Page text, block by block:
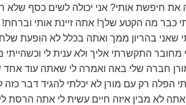
את חיפשת אותי? אני יכולה לשים כסף שלא
כבר מה הקטע שלך! אתה זיינת אותי
שאני בהריון ממך ואתה בכלל לא הופעת
מחובר התקשרתי אליך ולא ענית לי
חברה שלי באה ואמרה לי שאתה עוד אחד
הפלה רק עם מורן לא יכלתי להגיד דבר כזה
אתה לא מבין איזה חיים עשית לי אתה הרסת